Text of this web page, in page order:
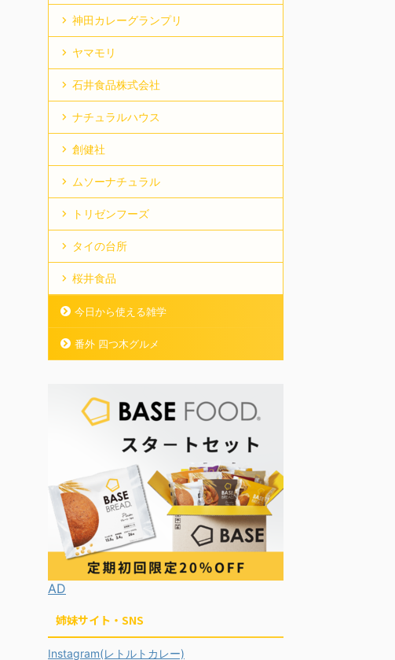
神田カレーグランプリ
ヤマモリ
石井食品株式会社
ナチュラルハウス
創健社
ムソーナチュラル
トリゼンフーズ
タイの台所
桜井食品
今日から使える雑学
番外 四つ木グルメ
AD
姉妹サイト・SNS
Instagram(レトルトカレー)